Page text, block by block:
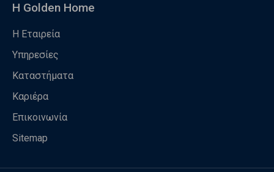
Η Golden Home
Η Εταιρεία
Υπηρεσίες
Καταστήματα
Καριέρα
Επικοινωνία
Sitemap